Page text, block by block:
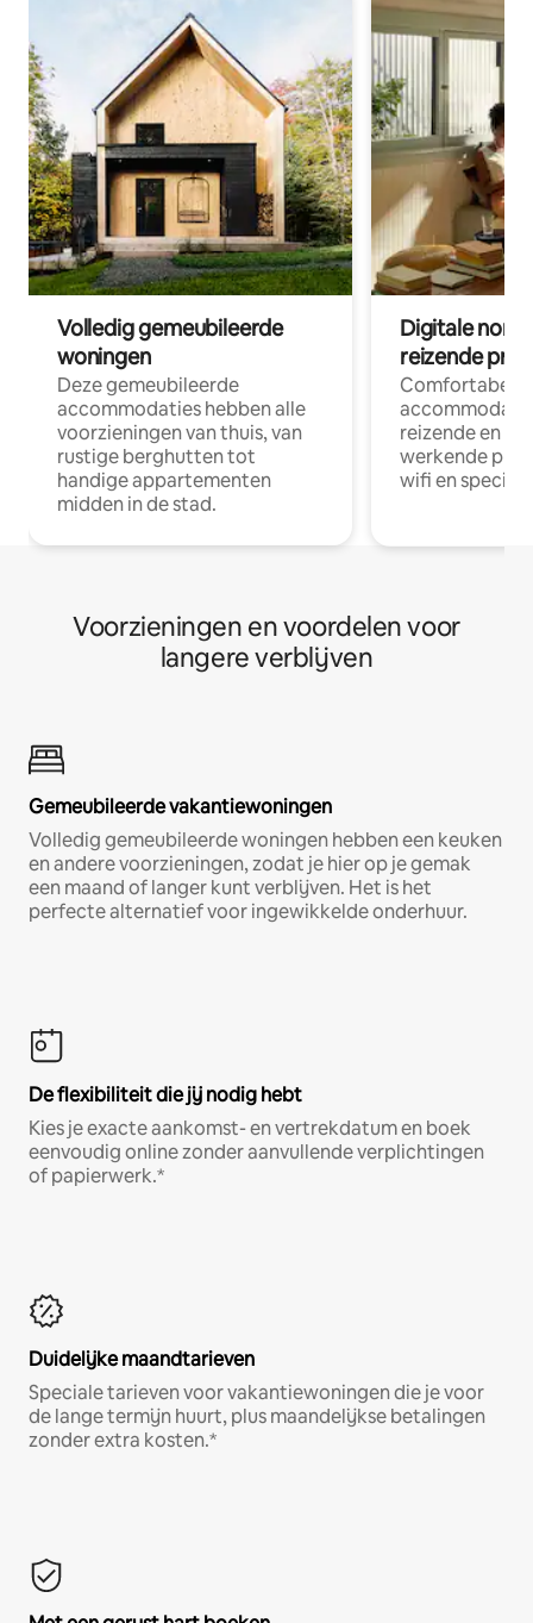
Volledig gemeubileerde
woningen
Deze gemeubileerde
accommodaties hebben alle
voorzieningen van thuis, van
rustige berghutten tot
handige appartementen
midden in de stad.
Digitale
reizende
Comfortabele
reizende en
werkende
wifi en
Voorzieningen en voordelen voor
langere verblijven
Gemeubileerde vakantiewoningen
Volledig gemeubileerde woningen hebben een keuken
en andere voorzieningen, zodat je hier op je gemak
een maand of langer kunt verblijven. Het is het
perfecte alternatief voor ingewikkelde onderhuur.
De flexibiliteit die jij nodig hebt
Kies je exacte aankomst- en vertrekdatum en boek
eenvoudig online zonder aanvullende verplichtingen
of papierwerk.*
Duidelijke maandtarieven
Speciale tarieven voor vakantiewoningen die je voor
de lange termijn huurt, plus maandelijkse betalingen
zonder extra kosten.*